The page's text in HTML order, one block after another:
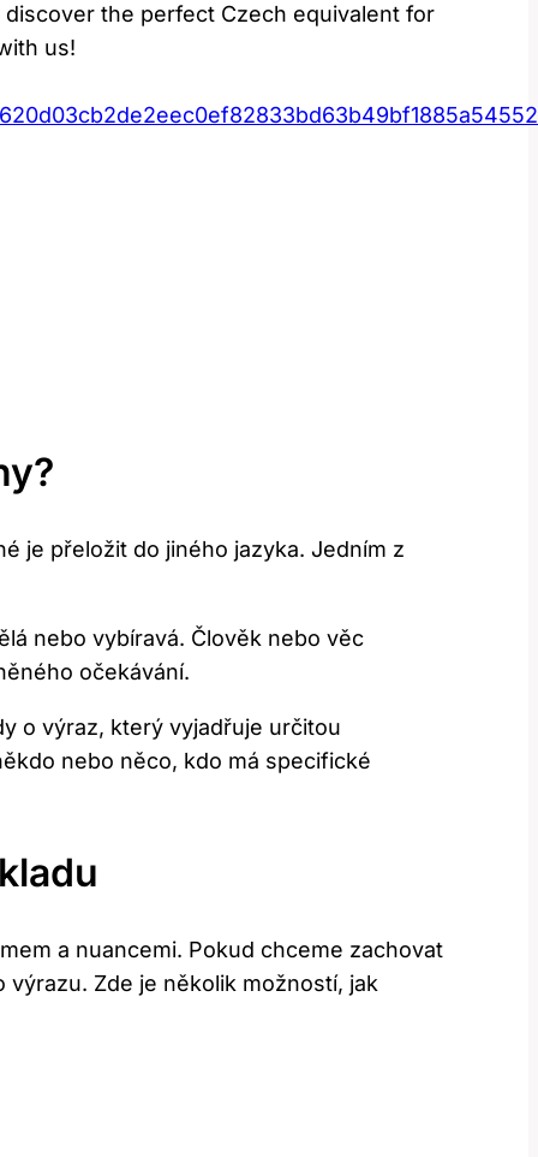
the perfect Czech equivalent for
us!
je přeložit do jiného jazyka. Jedním z
nebo vybíravá. Člověk nebo věc
očekávání.
o výraz, který vyjadřuje určitou
nebo něco, kdo má specifické
a nuancemi. Pokud chceme zachovat
Zde je několik možností, jak